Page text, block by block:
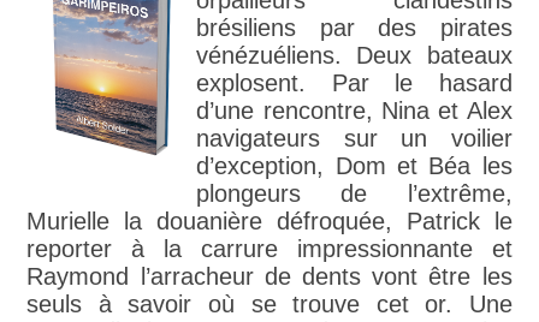
brésiliens par des pirates
vénézuéliens. Deux bateaux
explosent. Par le hasard
d’une rencontre, Nina et Alex
navigateurs sur un voilier
d’exception, Dom et Béa les
plongeurs de l’extrême,
Murielle la douanière défroquée, Patrick le
reporter à la carrure impressionnante et
Raymond l’arracheur de dents vont être les
seuls à savoir où se trouve cet or. Une